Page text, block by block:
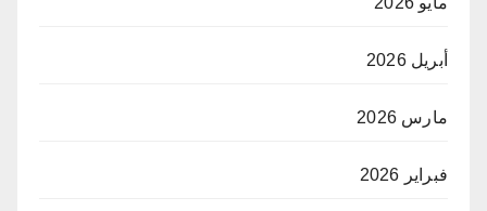
أبريل 2026
مارس 2026
فبراير 2026